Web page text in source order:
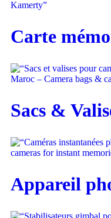
Carte
Sacs &
Appareil